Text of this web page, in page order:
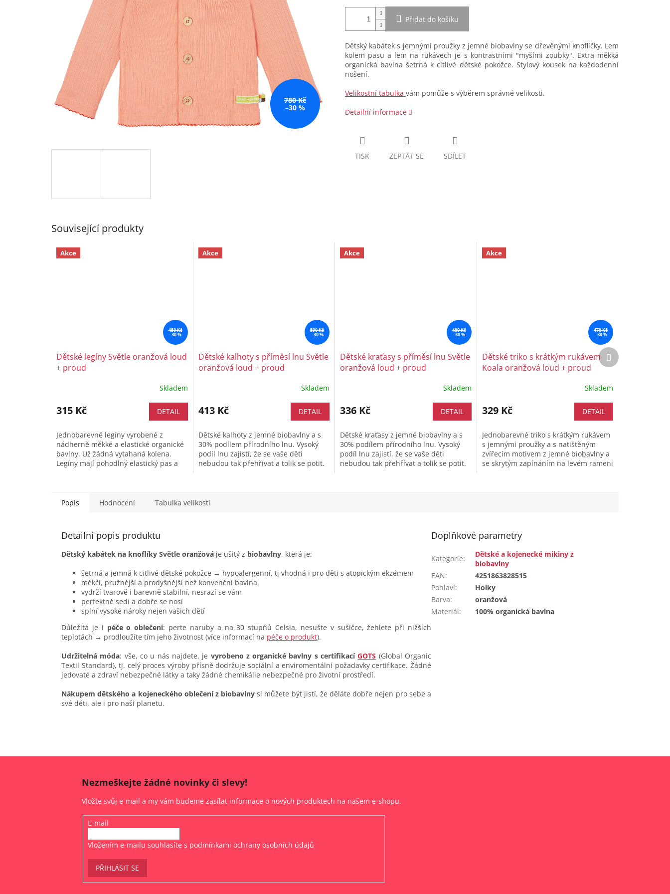
780 Kč
–30 %
Přidat do košíku
Dětský kabátek s jemnými proužky z jemné biobavlny se dřevěnými knoflíčky. Lem
kolem pasu a lem na rukávech je s kontrastními "myšími zoubky". Extra měkká
organická bavlna šetrná k citlivé dětské pokožce. Stylový kousek na každodenní
nošení.
Velikostní tabulka vám pomůže s výběrem správné velikosti.
Detailní informace
TISK ZEPTAT SE SDÍLET
Související produkty
Akce
450 Kč
–30 %
Dětské legíny Světle oranžová loud
+ proud
Skladem
315 Kč DETAIL
Jednobarevné legíny vyrobené z
nádherně měkké a elastické organické
bavlny. Už žádná vytahaná kolena.
Legíny mají pohodlný elastický pas a
Akce
590 Kč
–30 %
Dětské kalhoty s příměsí lnu Světle
oranžová loud + proud
Skladem
413 Kč DETAIL
Dětské kalhoty z jemné biobavlny a s
30% podílem přírodního lnu. Vysoký
podíl lnu zajistí, že se vaše děti
nebudou tak přehřívat a tolik se potit.
Akce
480 Kč
–30 %
Dětské kraťasy s příměsí lnu Světle
oranžová loud + proud
Skladem
336 Kč DETAIL
Dětské kraťasy z jemné biobavlny a s
30% podílem přírodního lnu. Vysoký
podíl lnu zajistí, že se vaše děti
nebudou tak přehřívat a tolik se potit.
Akce
470 Kč
–30 %
Dětské triko s krátkým rukávem
Koala oranžová loud + proud
Skladem
329 Kč DETAIL
Jednobarevné triko s krátkým rukávem
s jemnými proužky a s natištěným
zvířecím motivem z jemné biobavlny a
se skrytým zapínáním na levém rameni
Další
produkt
Popis Hodnocení Tabulka velikostí
Detailní popis produktu
Dětský kabátek na knoflíky Světle oranžová je ušitý z biobavlny, která je:
šetrná a jemná k citlivé dětské pokožce → hypoalergenní, tj vhodná i pro děti s atopickým ekzémem
měkčí, pružnější a prodyšnější než konvenční bavlna
vydrží tvarově i barevně stabilní, nesrazí se vám
perfektně sedí a dobře se nosí
splní vysoké nároky nejen vašich dětí
Důležitá je i péče o oblečení: perte naruby a na 30 stupňů Celsia, nesušte v sušičce, žehlete při nižších
teplotách → prodloužíte tím jeho životnost (více informací na péče o produkt).
Udržitelná móda: vše, co u nás najdete, je vyrobeno z organické bavlny s certifikacíGOTS (Global Organic
Textil Standard), tj. celý proces výroby přísně dodržuje sociální a enviromentální požadavky certifikace. Žádné
jedovaté a zdraví nebezpečné látky a taky žádné chemikálie nebezpečné pro životní prostředí.
Nákupem dětského a kojeneckého oblečení z biobavlny si můžete být jistí, že děláte dobře nejen pro sebe a
své děti, ale i pro naši planetu.
Doplňkové parametry
Kategorie:
Dětské a kojenecké mikiny z
biobavlny
EAN:
4251863828515
Pohlaví:
Holky
Barva:
oranžová
Materiál: 100% organická bavlna
Nezmeškejte žádné novinky či slevy!
Vložte svůj e-mail a my vám budeme zasílat informace o nových produktech na našem e-shopu.
E-mail
Vložením e-mailu souhlasíte s podmínkami ochrany osobních údajů
PŘIHLÁSIT SE